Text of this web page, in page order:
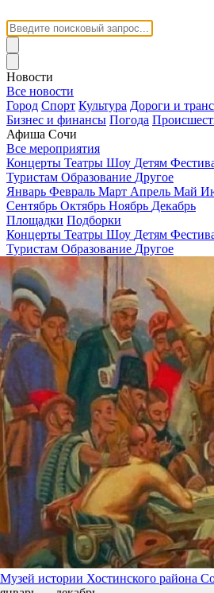
Новости
Все новости
Город Спорт Культура Дороги и
Бизнес и финансы Погода
Афиша Сочи
Все мероприятия
Концерты Театры Шоу Детям
Туристам Образование Другое
Январь Февраль Март Апрель Май
Сентябрь Октябрь Ноябрь Декабрь
Площадки Подборки
Концерты Театры Шоу Детям
Туристам Образование Другое
Музей истории Хостинского района